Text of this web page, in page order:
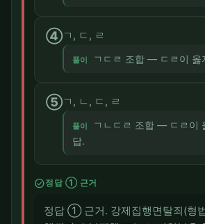
④ㄱ, ㄷ, ㄹ
풀이 ㄱㄷㄹ 조합 — ㄷㄹ이 옳
⑤ㄱ, ㄴ, ㄷ, ㄹ
풀이
ㄱㄴㄷㄹ 조합 — ㄷㄹ이
답.
check_circle정답 ① 근거
정답 ① 근거. 강제집행면탈죄(형